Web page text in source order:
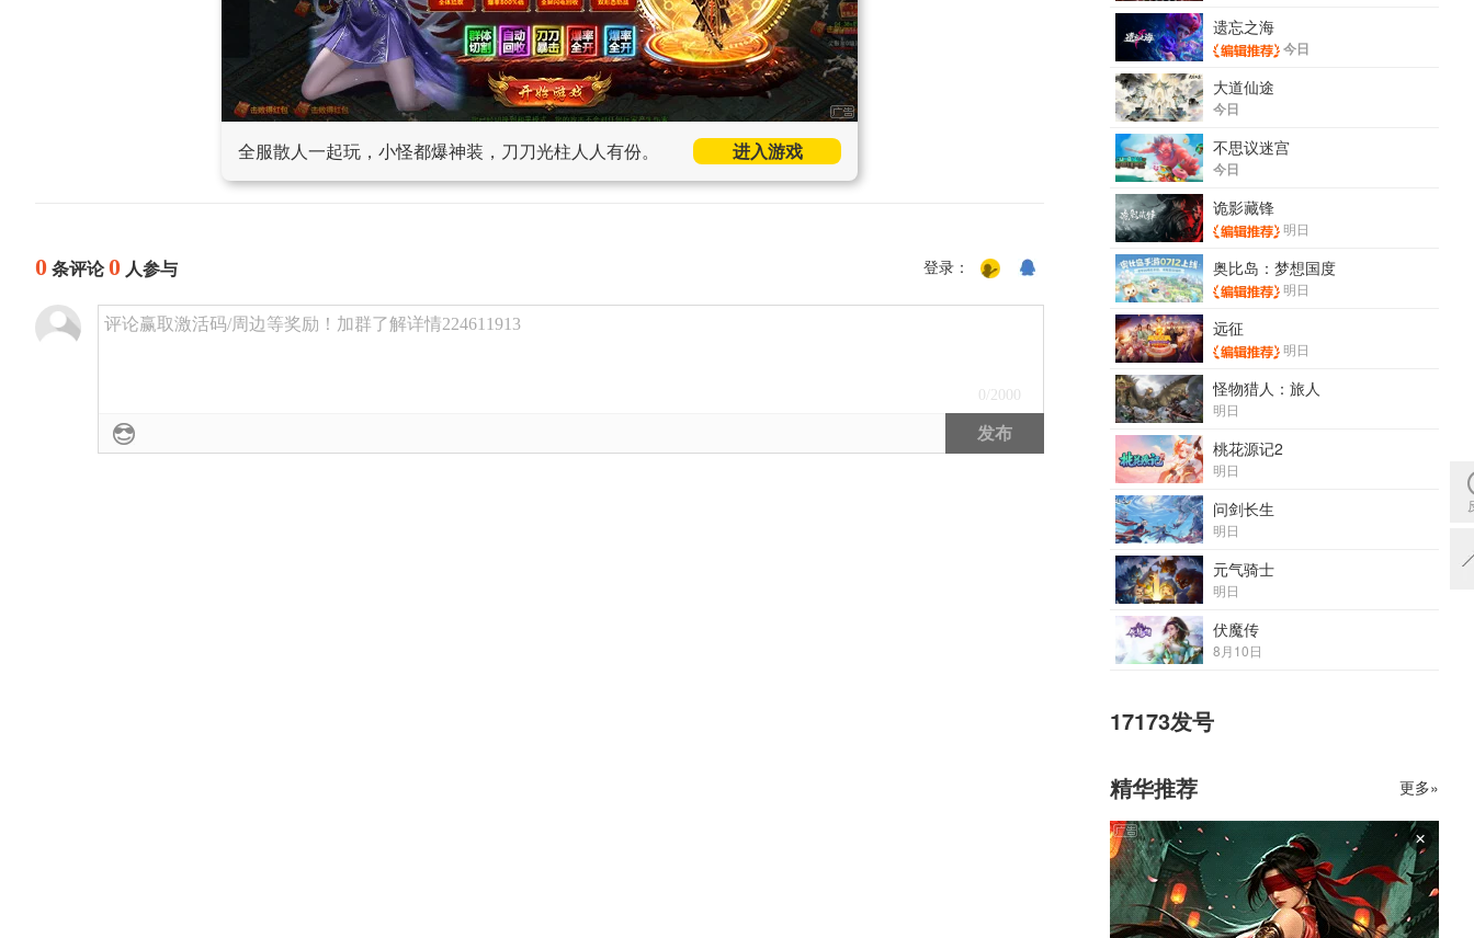
全服散人一起玩，小怪都爆神装，刀刀光柱人人有份。 进入游戏
0 条评论0 人参与 登录：
评论赢取激活码/周边等奖励！加群了解详情224611913
0 /2000
发布
遗忘之海
今日
大道仙途
今日
不思议迷宫
今日
诡影藏锋
明日
奥比岛：梦想国度
明日
远征
明日
怪物猎人：旅人
明日
桃花源记2
明日
问剑长生
明日
元气骑士
明日
伏魔传
8月10日
17173发号
精华推荐 更多»
×